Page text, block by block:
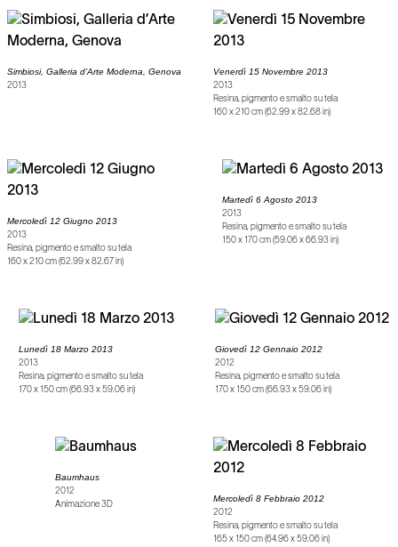
Simbiosi, Galleria d’Arte Moderna, Genova
2013
Venerdì 15 Novembre 2013
2013
Resina, pigmento e smalto su tela
160 x 210 cm (62.99 x 82.68 in)
Mercoledì 12 Giugno 2013
2013
Resina, pigmento e smalto su tela
160 x 210 cm (62.99 x 82.67 in)
Martedì 6 Agosto 2013
2013
Resina, pigmento e smalto su tela
150 x 170 cm (59.06 x 66.93 in)
Lunedì 18 Marzo 2013
2013
Resina, pigmento e smalto su tela
170 x 150 cm (66.93 x 59.06 in)
Giovedì 12 Gennaio 2012
2012
Resina, pigmento e smalto su tela
170 x 150 cm (66.93 x 59.06 in)
Baumhaus
2012
Animazione 3D
Mercoledì 8 Febbraio 2012
2012
Resina, pigmento e smalto su tela
165 x 150 cm (64.96 x 59.06 in)